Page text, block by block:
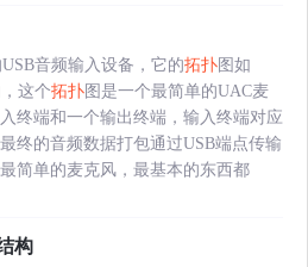
音频输入设备，它的拓扑图如
这个拓扑图是一个最简单的UAC麦
终端和一个输出终端，输入终端对应
终的音频数据打包通过USB端点传输
简单的麦克风，最基本的东西都
构